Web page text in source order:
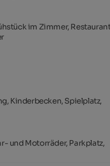
im Zimmer,
Kinderbecken, Spielplatz,
und Motorräder, Parkplatz,